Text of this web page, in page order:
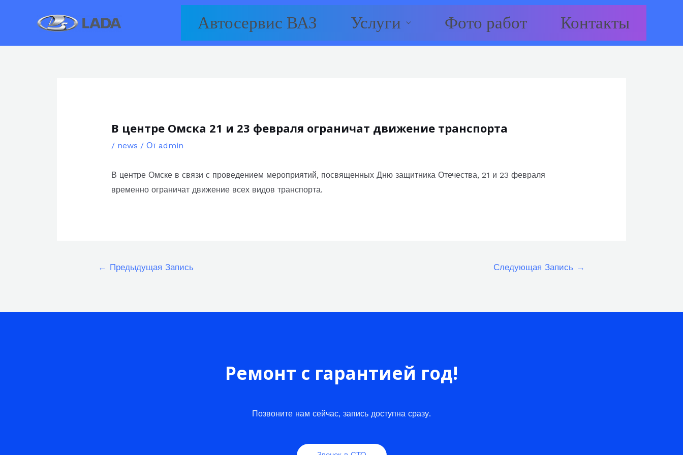
Автосервис ВАЗ Услуги Фото работ Контакты
В центре Омска 21 и 23 февраля ограничат движение транспорта
/ news / От admin
В центре Омске в связи с проведением мероприятий, посвященных Дню защитника Отечества, 21 и 23 февраля
временно ограничат движение всех видов транспорта.
Навигация
← Предыдущая Запись Следующая Запись →
Ремонт с гарантией год!
Позвоните нам сейчас, запись доступна сразу.